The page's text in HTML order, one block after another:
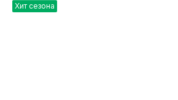
Хит сезона